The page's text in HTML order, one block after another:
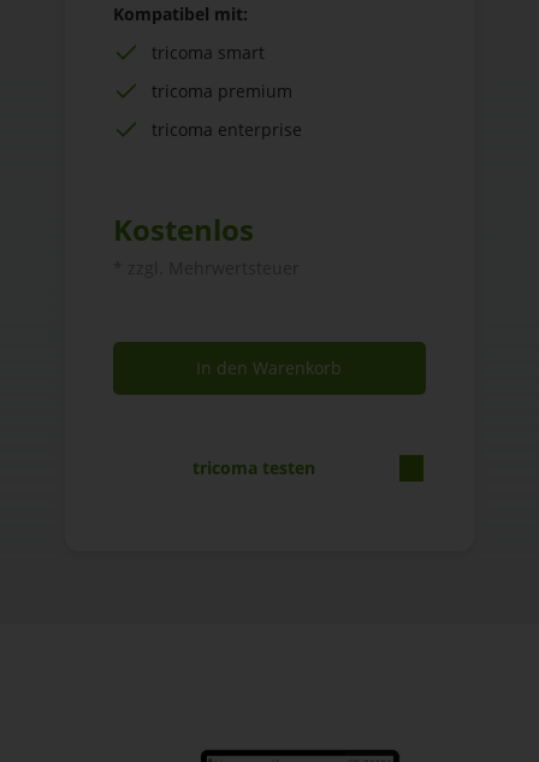
Kompatibel mit:
tricoma smart
tricoma premium
tricoma enterprise
Kostenlos
In den Warenkorb
tricoma testen